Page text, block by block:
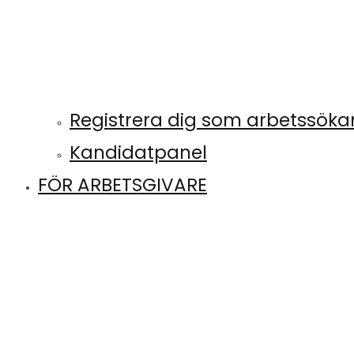
Registrera dig som
Kandidatpanel
FÖR ARBETSGIVARE